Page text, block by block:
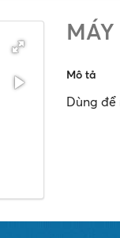
Mô tả
Dùng